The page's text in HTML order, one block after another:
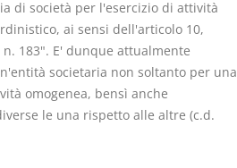
di società per l'esercizio di attività
ai sensi dell'articolo 10,
183". E' dunque attualmente
societaria non soltanto per una
omogenea, bensì anche
le una rispetto alle altre (c.d.